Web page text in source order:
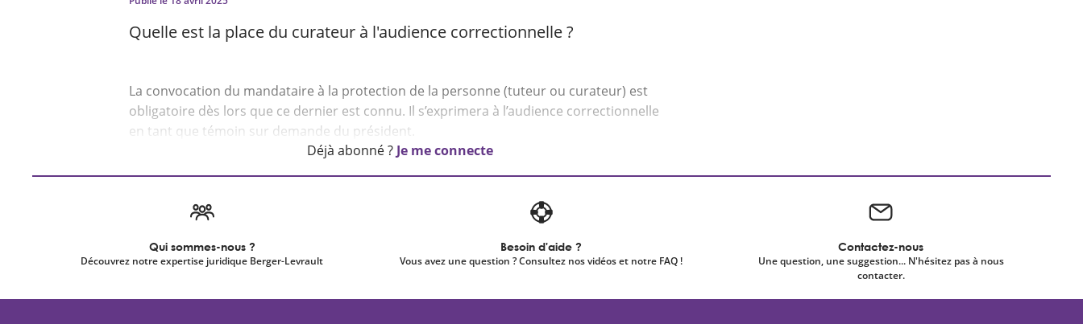
Quelle est la place du curateur à l'audience correctionnelle ?
La convocation du mandataire à la protection de la personne (tuteur ou curateur) est
obligatoire dès lors que ce dernier est connu. Il s’exprimera à l’audience correctionnelle
Déjà abonné ? Je me connecte
Qui sommes-nous ?
Découvrez notre expertise juridique Berger-Levrault
Besoin d'aide ?
Vous avez une question ? Consultez nos vidéos et notre FAQ !
Contactez-nous
Une question, une suggestion... N'hésitez pas à nous
contacter.